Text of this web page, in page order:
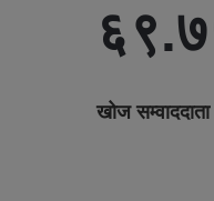
खोज सम्वाददाता